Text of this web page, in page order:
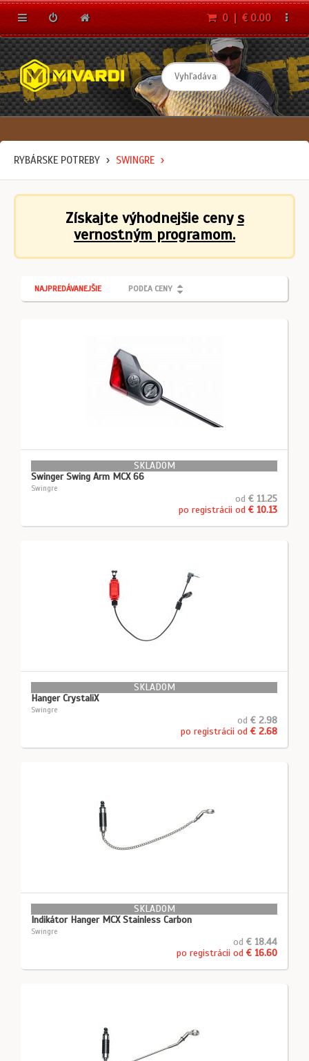
0 | € 0.00
RYBÁRSKE POTREBY SWINGRE
Získajte výhodnejšie cenys
vernostným programom.
NAJPREDÁVANEJŠIE PODĽA CENY
SKLADOM
Swinger Swing Arm MCX 66
Swingre
od € 11.25
po registrácii od € 10.13
SKLADOM
Hanger CrystaliX
Swingre
od € 2.98
po registrácii od € 2.68
SKLADOM
Indikátor Hanger MCX Stainless Carbon
Swingre
od € 18.44
po registrácii od € 16.60